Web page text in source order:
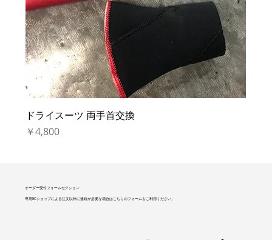
オーダー受付フォームセクション
専用ECショップによる注文以外に連絡が必要な場合はこちらのフォームをご利用ください。
ドライスーツ 両手首交換
価格
￥4,800